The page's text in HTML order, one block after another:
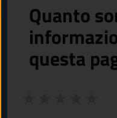
Quanto
questa